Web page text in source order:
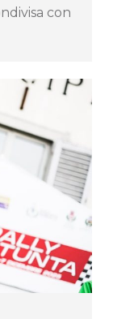
con